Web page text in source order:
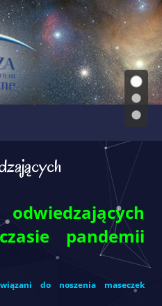
pandemii
do noszenia maseczek